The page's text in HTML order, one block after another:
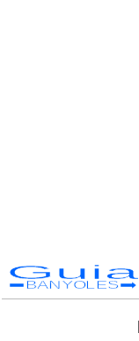
Guia
BANYOLES